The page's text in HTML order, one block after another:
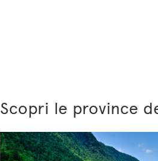
Scopri le province